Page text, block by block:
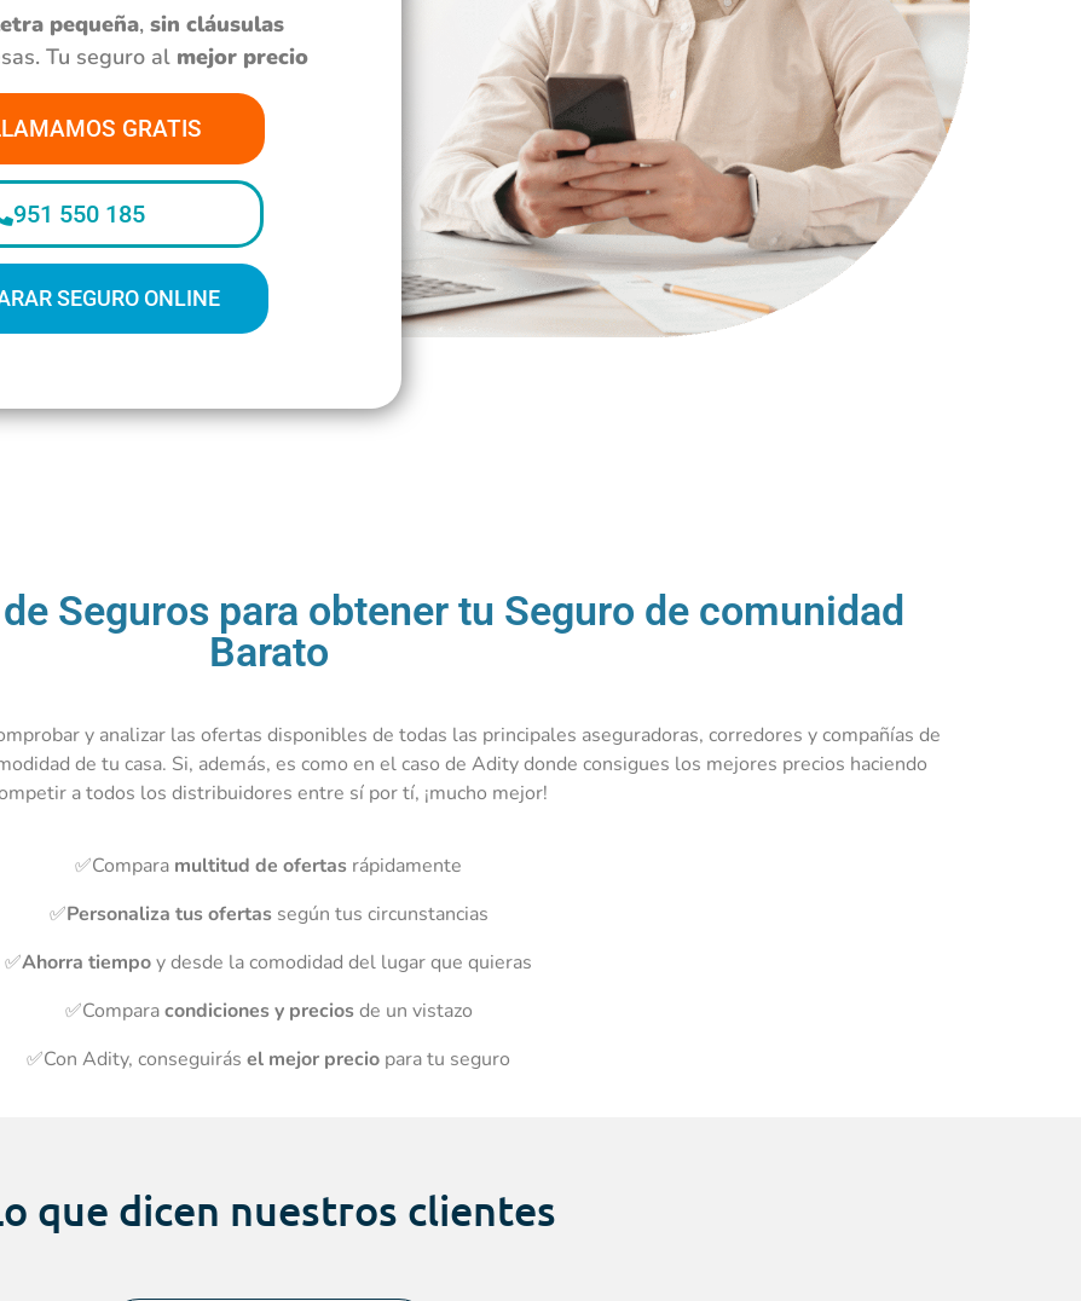
pequeña, sin cláusulas
Tu seguro al mejor precio
GRATIS
951 550 185
SEGURO ONLINE
Seguros para obtener tu Seguro de comunidad
Barato
y analizar las ofertas disponibles de todas las principales aseguradoras, corredores y compañías de
de tu casa. Si, además, es como en el caso de Adity donde consigues los mejores precios haciendo
a todos los distribuidores entre sí por tí, ¡mucho mejor!
✅Compara multitud de ofertas rápidamente
✅Personaliza tus ofertassegún tus circunstancias
✅Ahorra tiempoy desde la comodidad del lugar que quieras
✅Comparacondiciones y preciosde un vistazo
✅Con Adity, conseguirás el mejor precio para tu seguro
que dicen nuestros clientes